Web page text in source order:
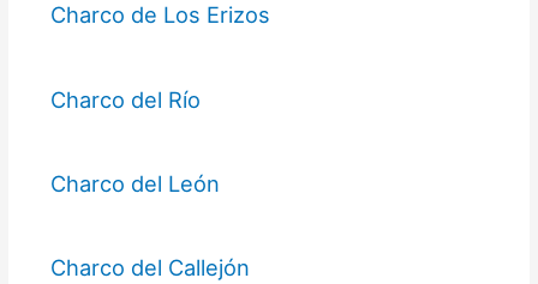
Charco de Los Erizos
Charco del Río
Charco del León
Charco del Callejón